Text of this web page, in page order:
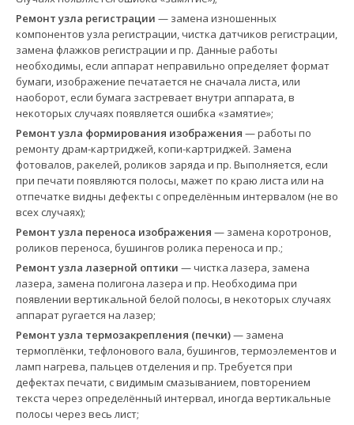
Ремонт узла регистрации — замена изношенных
компонентов узла регистрации, чистка датчиков регистрации,
замена флажков регистрации и пр. Данные работы
необходимы, если аппарат неправильно определяет формат
бумаги, изображение печатается не сначала листа, или
наоборот, если бумага застревает внутри аппарата, в
некоторых случаях появляется ошибка «замятие»;
Ремонт узла формирования изображения — работы по
ремонту драм-картриджей, копи-картриджей. Замена
фотовалов, ракелей, роликов заряда и пр. Выполняется, если
при печати появляются полосы, мажет по краю листа или на
отпечатке видны дефекты с определённым интервалом (не во
всех случаях);
Ремонт узла переноса изображения — замена коротронов,
роликов переноса, бушингов ролика переноса и пр.;
Ремонт узла лазерной оптики — чистка лазера, замена
лазера, замена полигона лазера и пр. Необходима при
появлении вертикальной белой полосы, в некоторых случаях
аппарат ругается на лазер;
Ремонт узла термозакрепления (печки)— замена
термоплёнки, тефлонового вала, бушингов, термоэлементов и
ламп нагрева, пальцев отделения и пр. Требуется при
дефектах печати, с видимым смазыванием, повторением
текста через определённый интервал, иногда вертикальные
полосы через весь лист;